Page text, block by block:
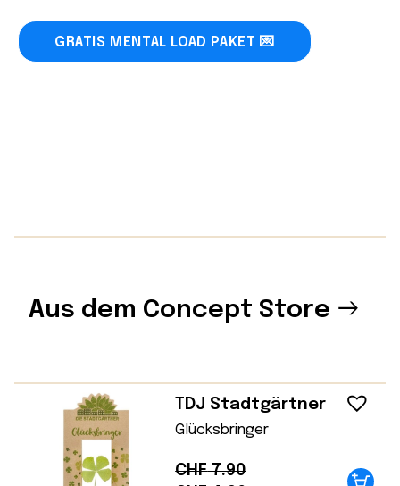
Aus dem Concept Store
TDJ Stadtgärtner
Glücksbringer
CHF7.90